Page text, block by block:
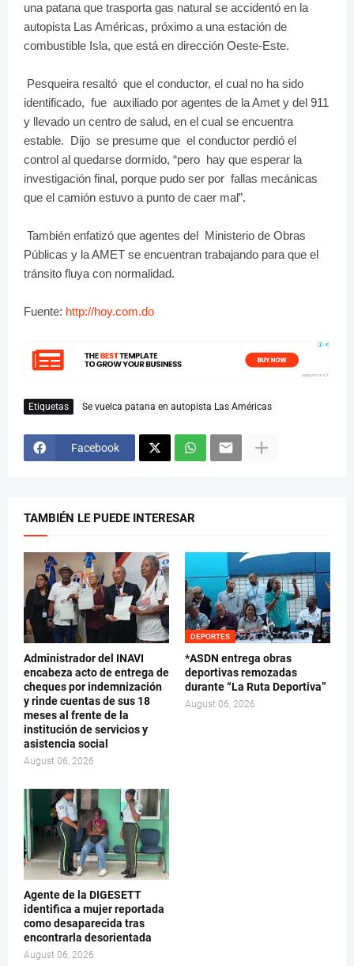
una patana que trasporta gas natural se accidentó en la
autopista Las Américas, próximo a una estación de
combustible Isla, que está en dirección Oeste-Este.
Pesqueira resaltó que el conductor, el cual no ha sido
identificado, fue auxiliado por agentes de la Amet y del 911
y llevado un centro de salud, en el cual se encuentra
estable. Dijo se presume que el conductor perdió el
control al quedarse dormido, “pero hay que esperar la
investigación final, porque pudo ser por fallas mecánicas
que el camión estuvo a punto de caer mal”.
También enfatizó que agentes del Ministerio de Obras
Públicas y la AMET se encuentran trabajando para que el
tránsito fluya con normalidad.
Fuente: http://hoy.com.do
Etiquetas Se vuelca patana en autopista Las Américas
Facebook
TAMBIÉN LE PUEDE INTERESAR
Administrador del INAVI
encabeza acto de entrega de
cheques por indemnización
y rinde cuentas de sus 18
meses al frente de la
institución de servicios y
asistencia social
August 06, 2026
DEPORTES
*ASDN entrega obras
deportivas remozadas
durante “La Ruta Deportiva”
August 06, 2026
Agente de la DIGESETT
identifica a mujer reportada
como desaparecida tras
encontrarla desorientada
August 06, 2026